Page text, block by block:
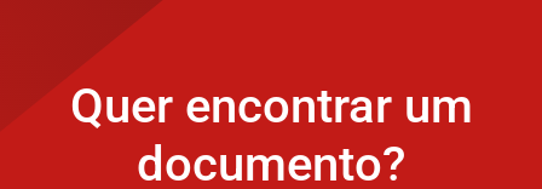
Quer encontrar um
documento?